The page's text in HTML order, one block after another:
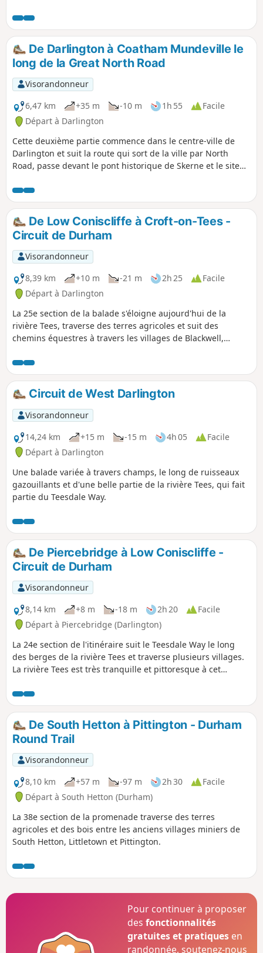
cyclables à travers Moorsley et Hetton pour finir au Hetton
Lyons Country Park.
De Darlington à Coatham Mundeville le
long de la Great North Road
Visorandonneur
6,47 km
+35 m -10 m 1h 55
Facile
Départ à Darlington
Cette deuxième partie commence dans le centre-ville de
Darlington et suit la route qui sort de la ville par North
Road, passe devant le pont historique de Skerne et le site
jusqu'au village de Coatham Mundeville. Pendant la balade,
garde l'œil ouvert pour découvrir les traces de l'histoire de
cette ville ferroviaire.
De Low Coniscliffe à Croft-on-Tees -
Circuit de Durham
Visorandonneur
8,39 km
+10 m -21 m 2h 25
Facile
Départ à Darlington
La 25e section de la balade s'éloigne aujourd'hui de la
rivière Tees, traverse des terres agricoles et suit des
chemins équestres à travers les villages de Blackwell,
Circuit de West Darlington
Visorandonneur
14,24 km
+15 m -15 m 4h 05
Facile
Départ à Darlington
Une balade variée à travers champs, le long de ruisseaux
gazouillants et d'une belle partie de la rivière Tees, qui fait
partie du Teesdale Way.
De Piercebridge à Low Coniscliffe -
Circuit de Durham
Visorandonneur
8,14 km
+8 m -18 m 2h 20
Facile
Départ à Piercebridge (Darlington)
La 24e section de l'itinéraire suit le Teesdale Way le long
des berges de la rivière Tees et traverse plusieurs villages.
La rivière Tees est très tranquille et pittoresque à cet
arrêter pour profiter du paysage.
De South Hetton à Pittington - Durham
Round Trail
Visorandonneur
8,10 km
+57 m -97 m 2h 30
Facile
Départ à South Hetton (Durham)
La 38e section de la promenade traverse des terres
agricoles et des bois entre les anciens villages miniers de
South Hetton, Littletown et Pittington.
Pour continuer à proposer
desfonctionnalités
gratuites et pratiques en
randonnée, soutenez-nous